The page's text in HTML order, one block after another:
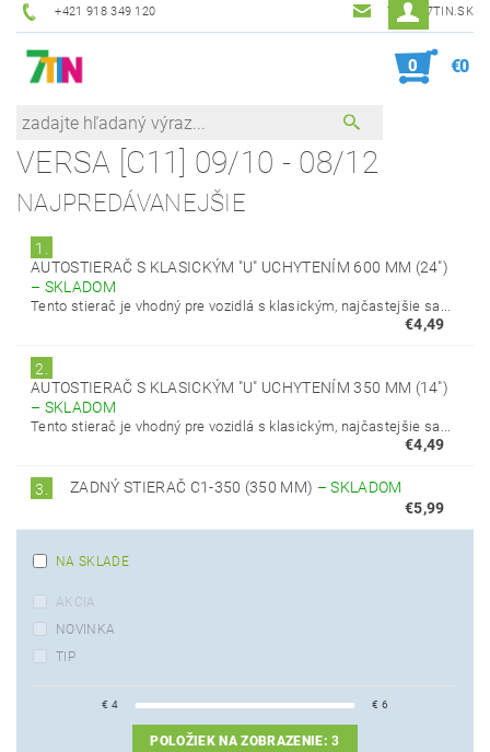
+421 918 349 120 7TIN@7TIN.SK
0 €0
VERSA [C11] 09/10 - 08/12
NAJPREDÁVANEJŠIE
1.
AUTOSTIERAČ S KLASICKÝM "U" UCHYTENÍM 600 MM (24")
– SKLADOM
Tento stierač je vhodný pre vozidlá s klasickým, najčastejšie sa...
€4,49
2.
AUTOSTIERAČ S KLASICKÝM "U" UCHYTENÍM 350 MM (14")
– SKLADOM
Tento stierač je vhodný pre vozidlá s klasickým, najčastejšie sa...
€4,49
3. ZADNÝ STIERAČ C1-350 (350 MM) –SKLADOM
€5,99
NA SKLADE
AKCIA
NOVINKA
TIP
€ 4 € 6
POLOŽIEK NA ZOBRAZENIE:3